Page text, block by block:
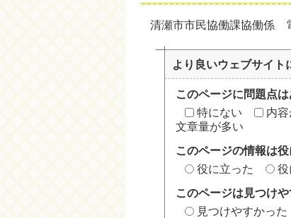
清瀬市市民協働課協働係
より良いウェブサイト
このページに問題点
特にない
内
文章量が多い
このページの情報は
役に立った
役
このページは見つけ
見つけやすかった